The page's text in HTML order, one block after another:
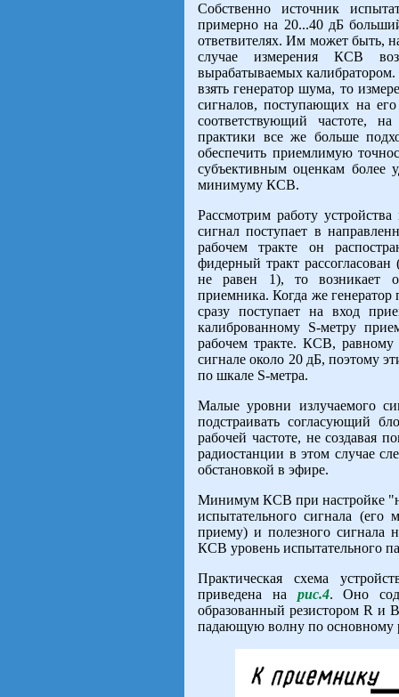
Собственно источник
примерно на 20...40 дБ
ответвителях. Им может быть,
случае измерения КСВ
вырабатываемых калибратором.
взять генератор шума, то
сигналов, поступающих на
соответствующий частоте,
практики все же больше
обеспечить приемлимую
субъективным оценкам более
минимуму КСВ.
Рассмотрим работу
сигнал поступает в
рабочем тракте он
фидерный тракт
не равен 1), то возникает
приемника. Когда же
сразу поступает на вход
калиброванному S-метру
рабочем тракте. КСВ, равному
сигнале около 20 дБ, поэтому
по шкале S-метра.
Малые уровни излучаемого
подстраивать согласующий
рабочей частоте, не создавая
радиостанции в этом случае
обстановкой в эфире.
Минимум КСВ при настройке
испытательного сигнала
приему) и полезного сигнала
КСВ уровень испытательного
Практическая схема
приведена на рис.4. Оно
образованный резистором R и
падающую волну по основному